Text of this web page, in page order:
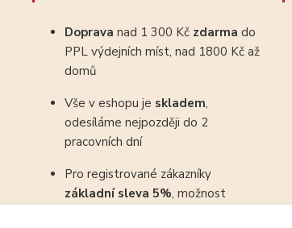
Doprava nad 1 300 Kč zdarma do
PPL výdejních míst, nad 1800 Kč až
domů
Vše v eshopu je skladem,
odesíláme nejpozději do 2
pracovních dní
Pro registrované zákazníky
základní sleva 5%, možnost